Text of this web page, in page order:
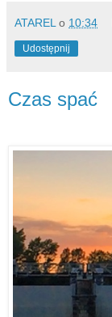
ATAREL o 10:34
Udostępnij
Czas spać